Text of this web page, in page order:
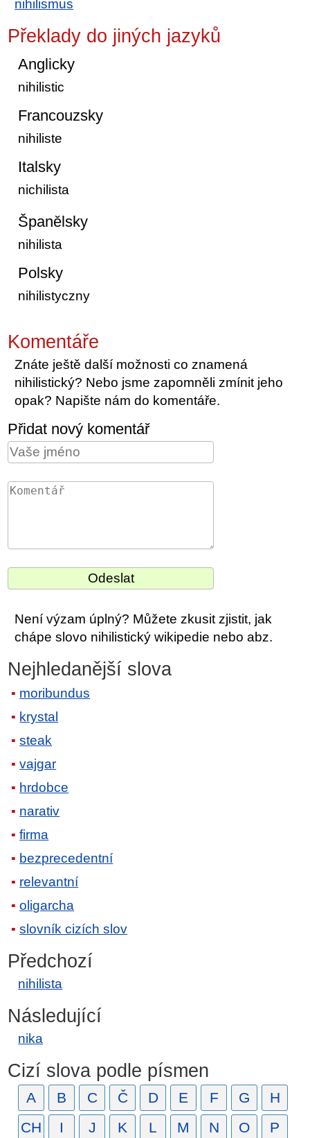
nihilismus
Překlady do jiných jazyků
Anglicky
nihilistic
Francouzsky
nihiliste
Italsky
nichilista
Španělsky
nihilista
Polsky
nihilistyczny
Komentáře
Znáte ještě další možnosti co znamená
nihilistický? Nebo jsme zapomněli zmínit jeho
opak? Napište nám do komentáře.
Přidat nový komentář
Není výzam úplný? Můžete zkusit zjistit, jak
chápe slovo nihilistický wikipedie nebo abz.
Nejhledanější slova
moribundus
krystal
steak
vajgar
hrdobce
narativ
firma
bezprecedentní
relevantní
oligarcha
slovník cizích slov
Předchozí
nihilista
Následující
nika
Cizí slova podle písmen
A B C Č D E F G
H
CH
I J K L M N O P